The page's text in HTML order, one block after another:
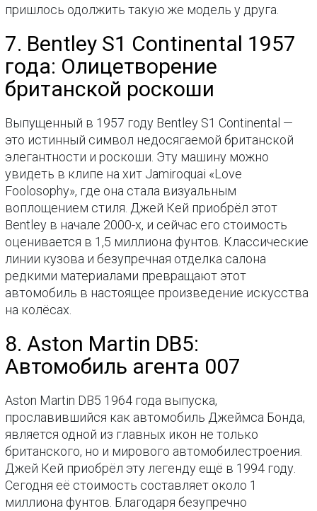
пришлось одолжить такую же модель у друга.
7. Bentley S1 Continental 1957
года: Олицетворение
британской роскоши
Выпущенный в 1957 году Bentley S1 Continental —
это истинный символ недосягаемой британской
элегантности и роскоши. Эту машину можно
увидеть в клипе на хит Jamiroquai «Love
Foolosophy», где она стала визуальным
воплощением стиля. Джей Кей приобрёл этот
Bentley в начале 2000-х, и сейчас его стоимость
оценивается в 1,5 миллиона фунтов. Классические
линии кузова и безупречная отделка салона
редкими материалами превращают этот
автомобиль в настоящее произведение искусства
на колёсах.
8. Aston Martin DB5:
Автомобиль агента 007
Aston Martin DB5 1964 года выпуска,
прославившийся как автомобиль Джеймса Бонда,
является одной из главных икон не только
британского, но и мирового автомобилестроения.
Джей Кей приобрёл эту легенду ещё в 1994 году.
Сегодня её стоимость составляет около 1
миллиона фунтов. Благодаря безупречно